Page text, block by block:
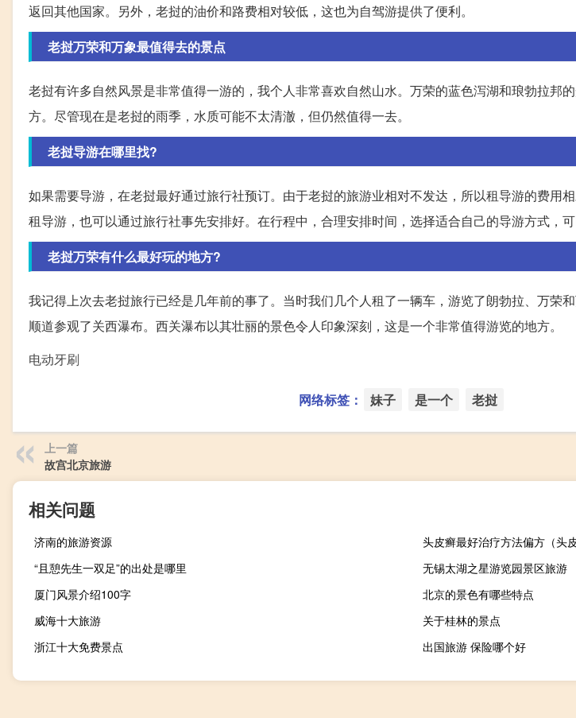
返回其他国家。另外，老挝的油价和路费相对较低，这也为自驾游提供了便利。
老挝万荣和万象最值得去的景点
老挝有许多自然风景是非常值得一游的，我个人非常喜欢自然山水。万荣的蓝色泻湖和琅勃拉邦
方。尽管现在是老挝的雨季，水质可能不太清澈，但仍然值得一去。
老挝导游在哪里找?
如果需要导游，在老挝最好通过旅行社预订。由于老挝的旅游业相对不发达，所以租导游的费用
租导游，也可以通过旅行社事先安排好。在行程中，合理安排时间，选择适合自己的导游方式，
老挝万荣有什么最好玩的地方?
我记得上次去老挝旅行已经是几年前的事了。当时我们几个人租了一辆车，游览了朗勃拉、万荣
顺道参观了关西瀑布。西关瀑布以其壮丽的景色令人印象深刻，这是一个非常值得游览的地方。
电动牙刷
网络标签： 妹子 是一个 老挝
上一篇
故宫北京旅游
相关问题
济南的旅游资源
头皮癣最好治疗方法偏方（头
“且憩先生一双足”的出处是哪里
无锡太湖之星游览园景区旅游
厦门风景介绍100字
北京的景色有哪些特点
威海十大旅游
关于桂林的景点
浙江十大免费景点
出国旅游 保险哪个好